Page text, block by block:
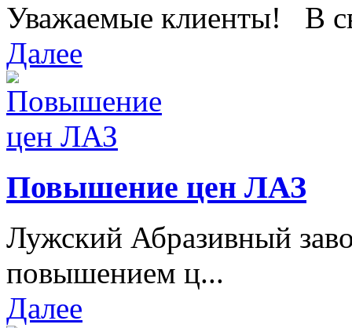
Уважаемые клиенты! В
Далее
Повышение цен ЛАЗ
Лужский Абразивный
повышением ц...
Далее